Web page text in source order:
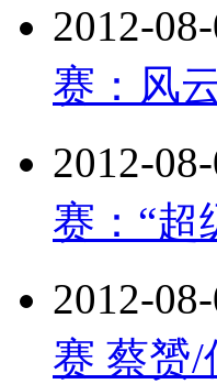
2012-
赛：风
2012-
赛：“超
2012-
赛 蔡赟